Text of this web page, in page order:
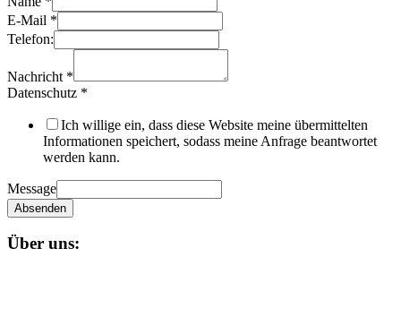
Unser Teilnehmerbereich
Rechtliches
© 2026 Europäisches Kraftzentrum für Nagual Schamanismus.
Einwilligungen, klicken Sie hier:Einstellungen
Datenschutz
Impressum | Datenschutzerklärung
Europäisches Kraftzentrum für Nagual-Schamanismus und
(Firmensitz: Österreich), würde gerne mit externen Diensten